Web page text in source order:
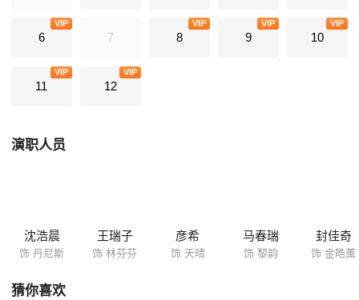
此得以重生。而林芬芬也顺利完成从一个热爱唱歌的素人到在舞台上大放
异彩的歌手的蜕变。
6
VIP
7 8
VIP
9
VIP
10
VIP
11
VIP
12
VIP
演职人员
沈浩晨
饰 丹尼斯
王瑞子
饰 林芬芬
彦希
饰 天晴
马春瑞
饰 黎韵
封佳奇
饰 金皓薰
猜你喜欢